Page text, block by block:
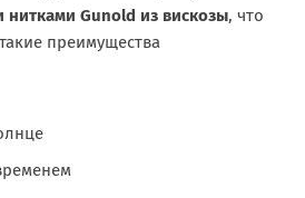
нитками Gunold из вискозы, что
преимущества